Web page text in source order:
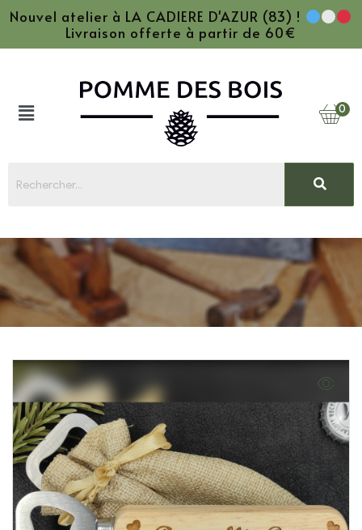
Nouvel atelier à LA CADIERE D'AZUR (83) !
Livraison offerte à partir de 60€
0